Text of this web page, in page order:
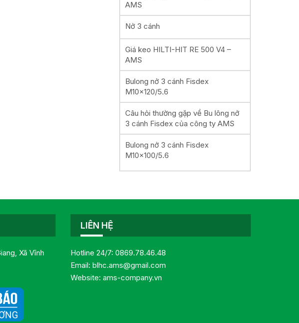
AMS
Nở 3 cánh
Giá keo HILTI-HIT RE 500 V4 –
AMS
Bulong nở 3 cánh Fisdex
M10x120/5.6
Câu hỏi thường gặp về Bu lông nở
3 cánh Fisdex của công ty AMS
Bulong nở 3 cánh Fisdex
M10x100/5.6
Xã Vĩnh
LIÊN HỆ
Hotline 24/7: 0869.78.46.48
Email: blhc.ams@gmail.com
Website: ams-company.vn